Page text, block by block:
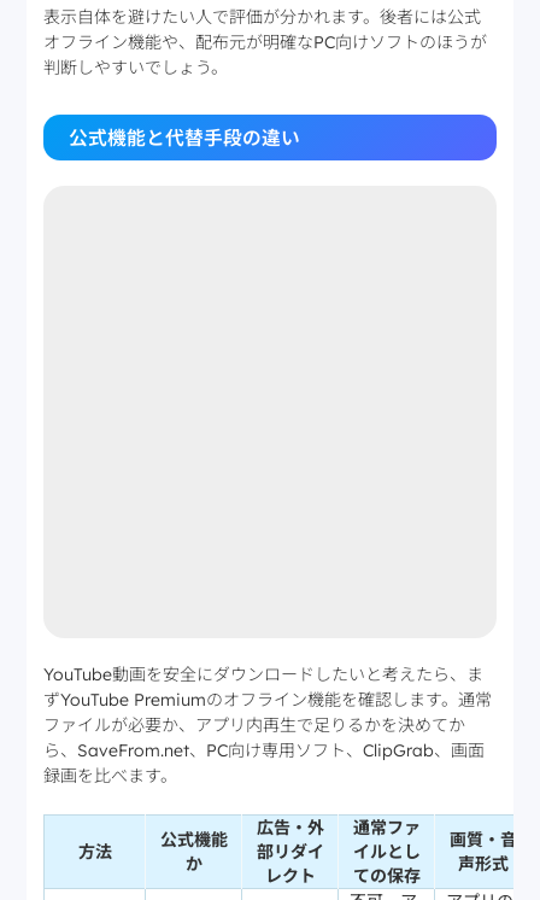
表示自体を避けたい人で評価が分かれます。後者には公式
オフライン機能や、配布元が明確なPC向けソフトのほうが
判断しやすいでしょう。
公式機能と代替手段の違い
YouTube動画を安全にダウンロードしたいと考えたら、ま
ずYouTube Premiumのオフライン機能を確認します。通常
ファイルが必要か、アプリ内再生で足りるかを決めてか
ら、SaveFrom.net、PC向け専用ソフト、ClipGrab、画面
録画を比べます。
方法
公式機能
か
広告・外
部リダイ
レクト
通常ファ
イルとし
ての保存
画質・音
声形式